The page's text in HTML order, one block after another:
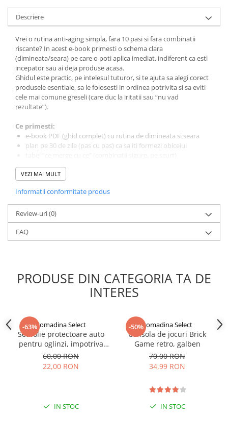
Descriere
Vrei o rutina anti-aging simpla, fara 10 pasi si fara combinatii
riscante? In acest e-book primesti o schema clara
(dimineata/seara) pe care o poti aplica imediat, indiferent ca esti
incepator sau ai deja produse acasa.
Ghidul este practic, pe intelesul tuturor, si te ajuta sa alegi corect
produsele esentiale, sa le folosesti in ordinea potrivita si sa eviti
cele mai comune greseli (care duc la iritatii sau “nu vad
rezultate”).
Ce primesti:
e-book PDF (ghid complet) cu rutina de dimineata si seara
plan pe 30 de zile (pas cu pas) ca sa iti formezi obiceiul
checklist imprimabil pentru cumparaturi inteligente
daca vrei hidratare, luminozitate si un aspect mai uniform
daca te pierzi intre retinol, vitamina C, acid hialuronic, SPF etc.
daca vrei rutina scurta, dar consecventa
Cum functioneaza:
Livrare: acces instant dupa plata
Produs digital – nu se livreaza fizic
VEZI MAI MULT
Informatii conformitate produs
Review-uri(0)
FAQ
PRODUSE DIN CATEGORIA TA DE
INTERES
-63%gomadina Select
Set folie protectoare auto
pentru oglinzi, impotriva
apei si aburului, Film
Protect
60,00 RON
22,00 RON
IN STOC
-50%gomadina Select
Consola de jocuri Brick
Game retro, galben
70,00 RON
34,99 RON
IN STOC